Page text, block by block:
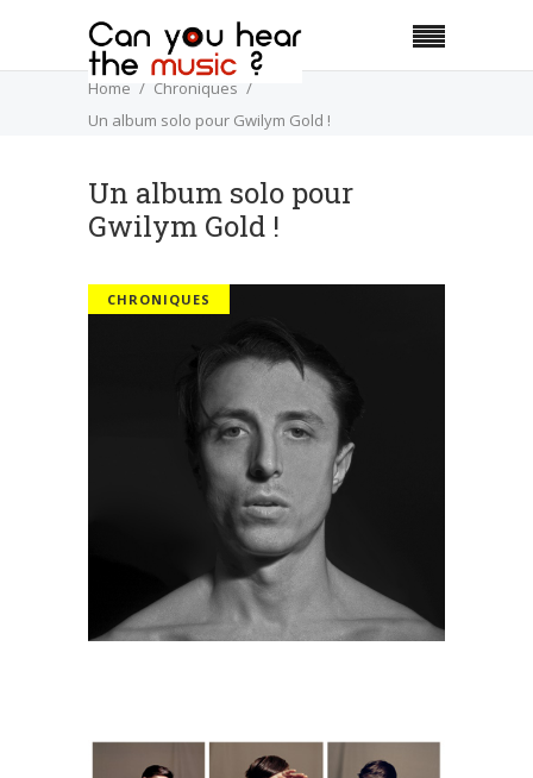
Home
Chroniques
Un album solo pour Gwilym Gold !
Un album solo pour
Gwilym Gold !
CHRONIQUES